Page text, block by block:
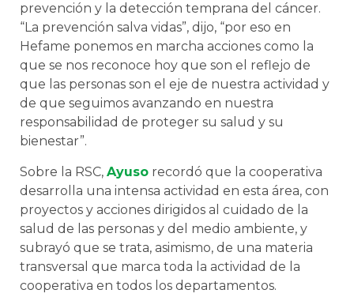
prevención y la detección temprana del cáncer.
“La prevención salva vidas”, dijo, “por eso en
Hefame ponemos en marcha acciones como la
que se nos reconoce hoy que son el reflejo de
que las personas son el eje de nuestra actividad y
de que seguimos avanzando en nuestra
responsabilidad de proteger su salud y su
bienestar”.
Sobre la RSC, Ayuso recordó que la cooperativa
desarrolla una intensa actividad en esta área, con
proyectos y acciones dirigidos al cuidado de la
salud de las personas y del medio ambiente, y
subrayó que se trata, asimismo, de una materia
transversal que marca toda la actividad de la
cooperativa en todos los departamentos.